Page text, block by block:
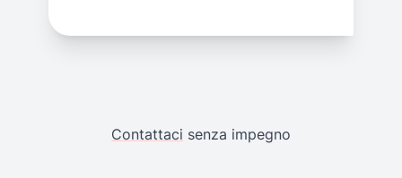
Contattaci senza impegno